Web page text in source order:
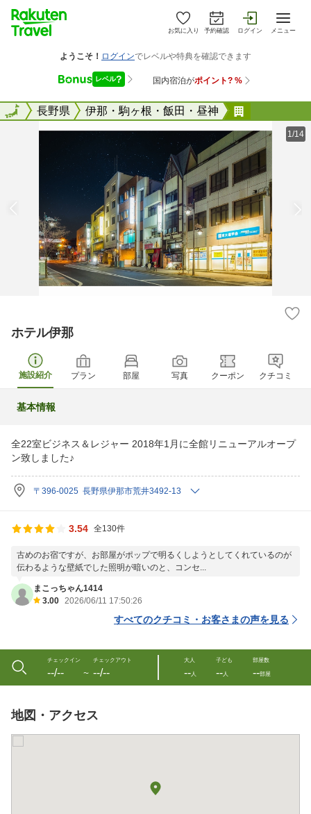
お気に入り 予約確認 ログイン メニュー
全国長野県 伊那・駒ヶ根・飯田・昼神
全国
1/14
ホテル伊那
施設紹介 プラン 部屋 写真 クーポン クチコミ
基本情報
全22室ビジネス＆レジャー 2018年1月に全館リニューアルオープ
ン致しました♪
〒396-0025 長野県伊那市荒井3492-13
3.54 全130件
古めのお宿ですが、お部屋がポップで明るくしようとしてくれているのが
伝わるような壁紙でした照明が暗いのと、コンセ...
まこっちゃん1414
3.00 2026/06/11 17:50:26
すべてのクチコミ・お客さまの声を見る
チェックイン
--/-- 〜
チェックアウト
--/--
大人
--人
子ども
--人
部屋数
--部屋
地図・アクセス